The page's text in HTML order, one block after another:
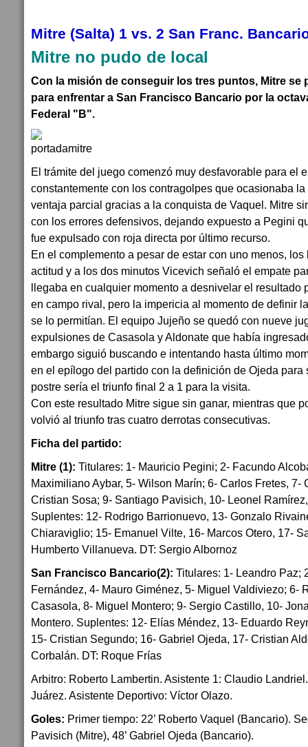
Mitre (Salta) 1 vs. 2 San Franc.
Mitre no pudo de local
Con la misión de conseguir los tres puntos, Mitre se
para enfrentar a San Francisco Bancario por la
Federal "B".
El trámite del juego comenzó muy desfavorable para el
constantemente con los contragolpes que ocasionaba
ventaja parcial gracias a la conquista de Vaquel. Mitre
con los errores defensivos, dejando expuesto a Pegini
fue expulsado con roja directa por último recurso.
En el complemento a pesar de estar con uno menos,
actitud y a los dos minutos Vicevich señaló el empate
llegaba en cualquier momento a desnivelar el resultado
en campo rival, pero la impericia al momento de definir
se lo permitían. El equipo Jujeño se quedó con nueve
expulsiones de Casasola y Aldonate que había
embargo siguió buscando e intentando hasta último
en el epílogo del partido con la definición de Ojeda para
postre sería el triunfo final 2 a 1 para la visita.
Con este resultado Mitre sigue sin ganar, mientras que
volvió al triunfo tras cuatro derrotas consecutivas.
Ficha del partido:
Mitre (1): Titulares: 1- Mauricio Pegini; 2- Facundo
Maximiliano Aybar, 5- Wilson Marín; 6- Carlos Fretes, 7-
Cristian Sosa; 9- Santiago Pavisich, 10- Leonel
Suplentes: 12- Rodrigo Barrionuevo, 13- Gonzalo
Chiaraviglio; 15- Emanuel Vilte, 16- Marcos Otero, 17-
Humberto Villanueva. DT: Sergio Albornoz
San Francisco Bancario(2): Titulares: 1- Leandro Paz;
Fernández, 4- Mauro Giménez, 5- Miguel Valdiviezo; 6-
Casasola, 8- Miguel Montero; 9- Sergio Castillo, 10-
Montero. Suplentes: 12- Elías Méndez, 13- Eduardo
15- Cristian Segundo; 16- Gabriel Ojeda, 17- Cristian
Corbalán. DT: Roque Frías
Arbitro: Roberto Lambertin. Asistente 1: Claudio
Juárez. Asistente Deportivo: Víctor Olazo.
Goles: Primer tiempo: 22’ Roberto Vaquel (Bancario).
Pavisich (Mitre), 48’ Gabriel Ojeda (Bancario).